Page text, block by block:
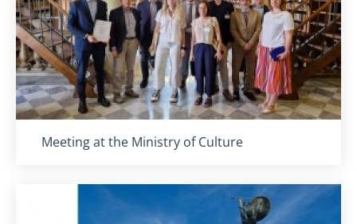
Titolo card:
Meeting at the Ministry of Culture